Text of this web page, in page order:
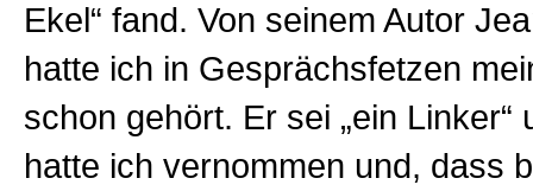
Ekel“ fand. Von seinem Autor
hatte ich in Gesprächsfetzen
schon gehört. Er sei „ein Linker“
hatte ich vernommen und, dass